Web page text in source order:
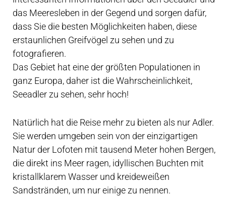
das Meeresleben in der Gegend und sorgen dafür,
dass Sie die besten Möglichkeiten haben, diese
erstaunlichen Greifvögel zu sehen und zu
fotografieren.
Das Gebiet hat eine der größten Populationen in
ganz Europa, daher ist die Wahrscheinlichkeit,
Seeadler zu sehen, sehr hoch!
Natürlich hat die Reise mehr zu bieten als nur Adler.
Sie werden umgeben sein von der einzigartigen
Natur der Lofoten mit tausend Meter hohen Bergen,
die direkt ins Meer ragen, idyllischen Buchten mit
kristallklarem Wasser und kreideweißen
Sandstränden, um nur einige zu nennen.